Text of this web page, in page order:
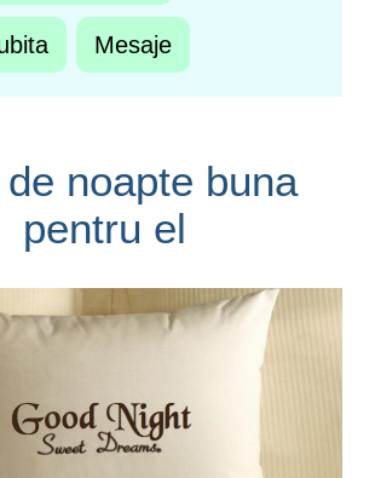
Mesaje
noapte buna
pentru el